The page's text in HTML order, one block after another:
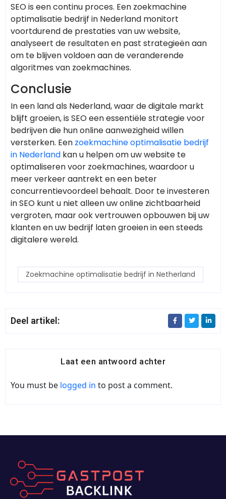
SEO is een continu proces. Een zoekmachine
optimalisatie bedrijf in Nederland monitort
voortdurend de prestaties van uw website,
analyseert de resultaten en past strategieën aan
om te blijven voldoen aan de veranderende
algoritmes van zoekmachines.
Conclusie
In een land als Nederland, waar de digitale markt
blijft groeien, is SEO een essentiële strategie voor
bedrijven die hun online aanwezigheid willen
versterken. Een zoekmachine optimalisatie bedrijf
in Nederland kan u helpen om uw website te
optimaliseren voor zoekmachines, waardoor u
meer verkeer aantrekt en een beter
concurrentievoordeel behaalt. Door te investeren
in SEO kunt u niet alleen uw online zichtbaarheid
vergroten, maar ook vertrouwen opbouwen bij uw
klanten en uw bedrijf laten groeien in een steeds
digitalere wereld.
Zoekmachine optimalisatie bedrijf in Netherland
Deel artikel:
Laat een antwoord achter
You must be logged in to post a comment.